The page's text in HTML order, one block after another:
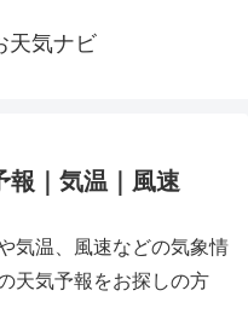
天気ナビ
報｜気温｜風速
気温、風速などの気象情
天気予報をお探しの方